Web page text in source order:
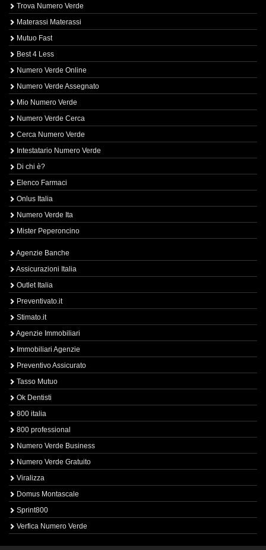
Trova Numero Verde
Materassi Materassi
Mutuo Fast
Best 4 Less
Numero Verde Online
Numero Verde Assegnato
Mio Numero Verde
Numero Verde Cerca
Cerca Numero Verde
Intestatario Numero Verde
Di chi è?
Elenco Farmaci
Onlus Italia
Numero Verde Ita
Mister Peperoncino
Agenzie Banche
Assicurazioni Italia
Outlet Italia
Preventivato.it
Stimato.it
Agenzie Immobiliari
Immobiliari Agenzie
Preventivo Assicurato
Tasso Mutuo
Ok Dentisti
800 italia
800 professional
Numero Verde Business
Numero Verde Gratuito
Viralizza
Domus Montascale
Sprint800
Verfica Numero Verde